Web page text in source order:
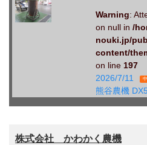
Warning:
on null in /
nouki.jp/
content/
on line 197
2026/7/11
熊谷農機
株式会社 かわかく農機